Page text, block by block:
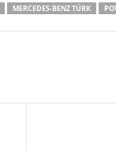
MERCEDES-BENZ TÜRK